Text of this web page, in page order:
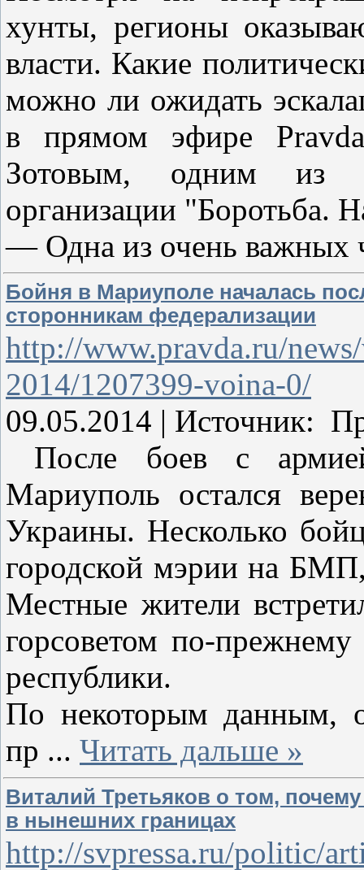
хунты, регионы
власти. Какие
можно ли ожидать
в прямом эфире
Зотовым, одним из
организации "Боротьба.
— Одна из очень важных
Бойня в Мариуполе началась
сторонникам федерализации
http://www.pravda.ru/
2014/1207399-voina-0/
09.05.2014 | Источник:
После боев с армией
Мариуполь остался
Украины. Несколько
городской мэрии на
Местные жители
горсоветом по-
республики.
По некоторым данным,
пр ... Читать дальше »
Виталий Третьяков о том,
в нынешних границах
http://svpressa.ru/politic/